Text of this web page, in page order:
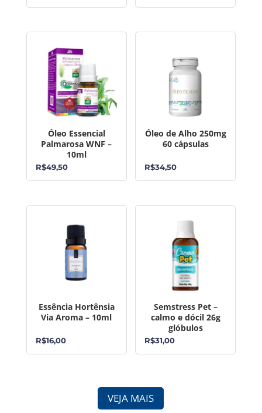
Óleo Essencial
Palmarosa WNF –
10ml
R$49,50
Óleo de Alho 250mg
60 cápsulas
R$34,50
Essência Hortênsia
Via Aroma – 10ml
R$16,00
Semstress Pet –
calmo e dócil 26g
glóbulos
R$31,00
VEJA MAIS